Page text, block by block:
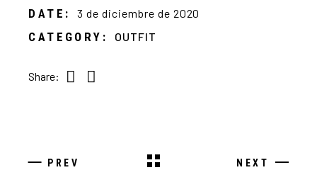
DATE: 3 de diciembre de 2020
CATEGORY: OUTFIT
Share:
PREV NEXT